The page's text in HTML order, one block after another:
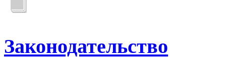
Законодательство